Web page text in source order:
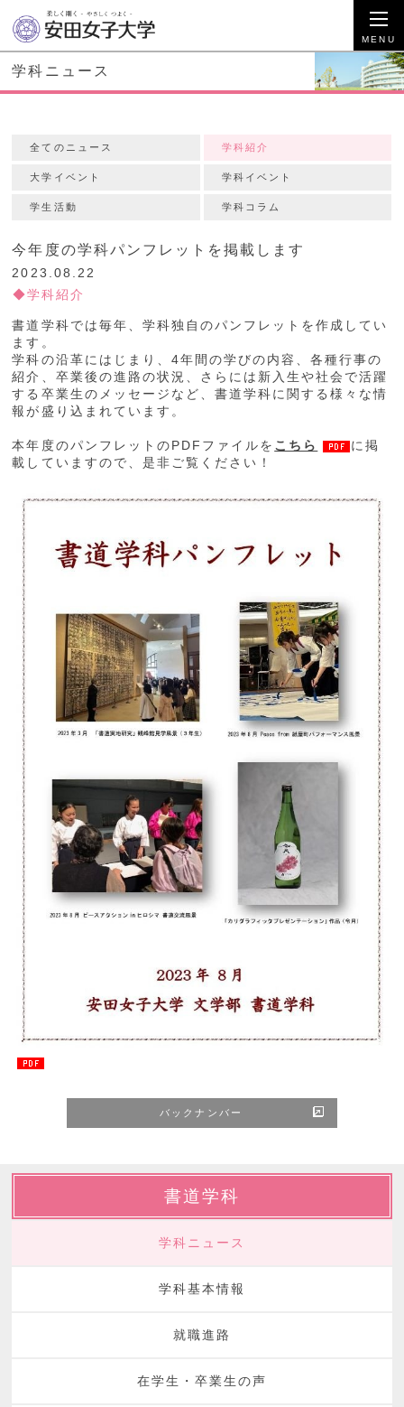
学科ニュース
全てのニュース 学科紹介
大学イベント 学科イベント
学生活動 学科コラム
今年度の学科パンフレットを掲載します
2023.08.22
学科紹介
書道学科では毎年、学科独自のパンフレットを作成してい
ます。
学科の沿革にはじまり、4年間の学びの内容、各種行事の
紹介、卒業後の進路の状況、さらには新入生や社会で活躍
する卒業生のメッセージなど、書道学科に関する様々な情
報が盛り込まれています。
本年度のパンフレットのPDFファイルを こちら
に掲
載していますので、是非ご覧ください！
バックナンバー
書道学科
学科ニュース
学科基本情報
就職進路
在学生・卒業生の声